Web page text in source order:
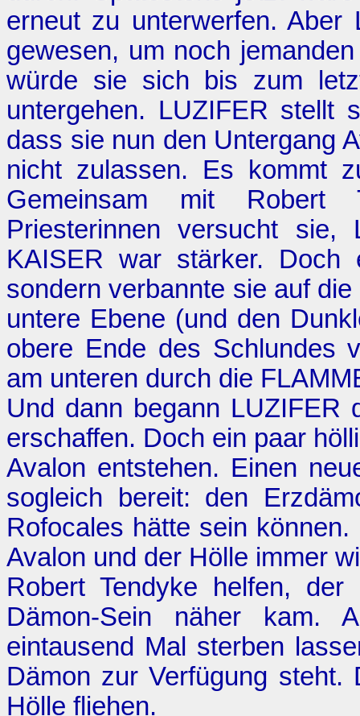
erneut zu unterwerfen. Aber
gewesen, um noch
würde sie sich bis zum
untergehen. LUZIFER stellt
dass sie nun den Untergang
nicht zulassen. Es kommt
Gemeinsam mit Robert
Priesterinnen versucht
KAISER war stärker. Doch
sondern verbannte sie auf
untere Ebene (und den
obere Ende des Schlundes
am unteren durch die
Und dann begann LUZIFER
erschaffen. Doch ein paar
Avalon entstehen. Einen
sogleich bereit: den
Rofocales hätte sein
Avalon und der Hölle immer
Robert Tendyke helfen,
Dämon-Sein näher kam.
eintausend Mal sterben
Dämon zur Verfügung
Hölle fliehen.